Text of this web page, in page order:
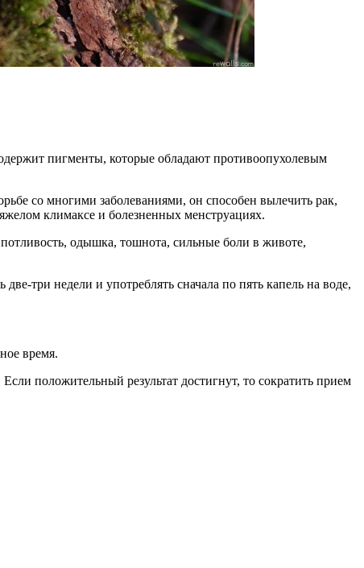
пигменты, которые обладают противоопухолевым
со многими заболеваниями, он способен вылечить рак,
климаксе и болезненных менструациях.
одышка, тошнота, сильные боли в животе,
три недели и употреблять сначала по пять капель на воде,
время.
положительный результат достигнут, то сократить прием